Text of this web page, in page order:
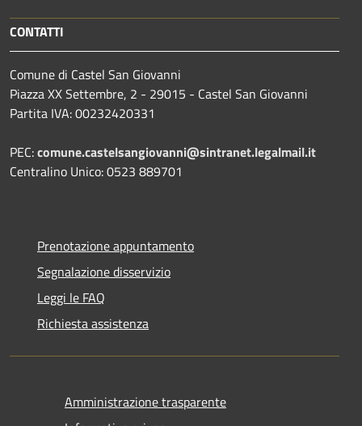
CONTATTI
Comune di Castel San Giovanni
Piazza XX Settembre, 2 - 29015 - Castel San Giovanni
Partita IVA: 00232420331
PEC:comune.castelsangiovanni@sintranet.legalmail.it
Centralino Unico: 0523 889701
Prenotazione appuntamento
Segnalazione disservizio
Leggi le FAQ
Richiesta assistenza
Amministrazione trasparente